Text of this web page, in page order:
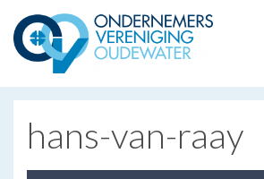
ONDERNEMERSVERENIGING
hans-van-raay